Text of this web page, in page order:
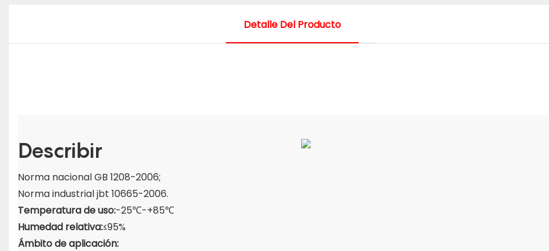
Detalle Del Producto
Describir
Norma nacional GB 1208-2006;
Norma industrial jbt 10665-2006.
Temperatura de uso:-25℃-+85℃
Humedad relativa:≤95%
Ámbito de aplicación: